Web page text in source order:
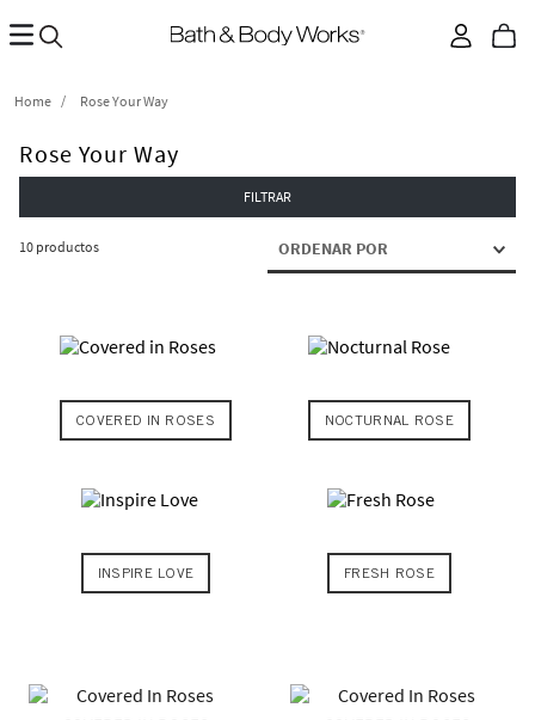
Rose Your Way
Rose Your Way
FILTRAR
10 productos ORDENAR POR
COVERED IN ROSES NOCTURNAL ROSE
INSPIRE LOVE FRESH ROSE